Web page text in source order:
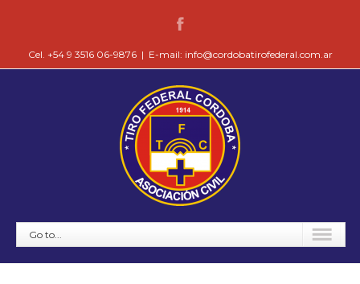
Cel. +54 9 3516 06-9876 | E-mail: info@cordobatirofederal.com.ar
Go to...